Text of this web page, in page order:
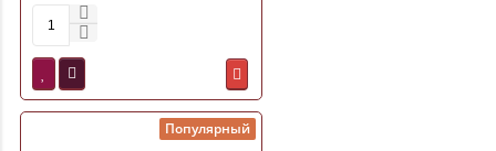
Популярный